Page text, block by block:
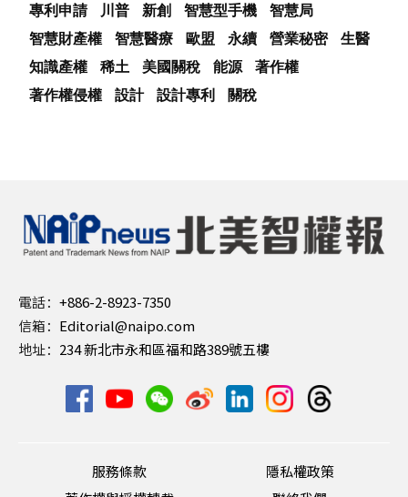
專利申請
川普 新創 智慧型手機
智慧局
智慧財產權
智慧醫療 歐盟 永續 營業秘密
生醫
知識產權
稀土 美國關稅 能源
著作權
著作權侵權
設計 設計專利 關稅
電話： +886-2-8923-7350
信箱： Editorial@naipo.com
地址： 234 新北市永和區福和路389號五樓
服務條款
隱私權政策